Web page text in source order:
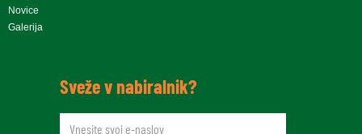
Novice
Galerija
Sveže v nabiralnik?
newsletteremail